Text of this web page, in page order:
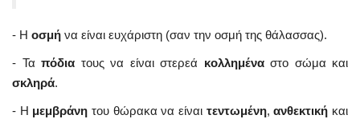
- Η οσμή να είναι ευχάριστη (σαν την οσμή της θάλασσας).
- Τα πόδια τους να είναι στερεά κολλημένα στο σώμα και
σκληρά.
- Η μεμβράνητου θώρακα να είναι τεντωμένη,ανθεκτική και